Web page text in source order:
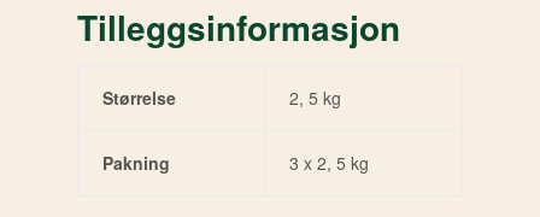
Tilleggsinformasjon
Størrelse 2, 5 kg
Pakning 3 x 2, 5 kg